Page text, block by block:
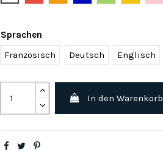
Sprachen
Französisch
Deutsch Englisch
In den Warenkorb